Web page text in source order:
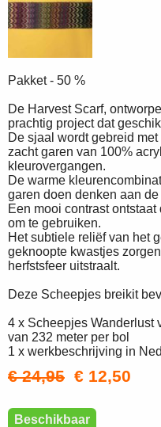
Pakket - 50 %
De Harvest Scarf,
prachtig project dat
De sjaal wordt gebreid
zacht garen van 100%
kleurovergangen.
De warme
garen doen denken aan
Een mooi contrast
om te gebruiken.
Het subtiele reliëf van het
geknoopte kwastjes
herfstsfeer uitstraalt.
Deze Scheepjes breikit
4 x Scheepjes Wanderlust
van 232 meter per bol
1 x werkbeschrijving in
€ 24,95 € 12,50
Beschikbaar